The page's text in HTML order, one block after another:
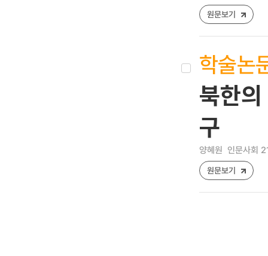
원문보기
학술논
북한
구
양혜원 인문사회
원문보기